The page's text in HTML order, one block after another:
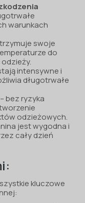
warunkach
swoje
do
intensywne i
długotrwałe
– bez ryzyka
odzieżowych.
jest wygodna i
cały dzień
kluczowe